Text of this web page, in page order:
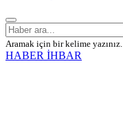
Aramak için bir kelime yazınız.
HABER İHBAR